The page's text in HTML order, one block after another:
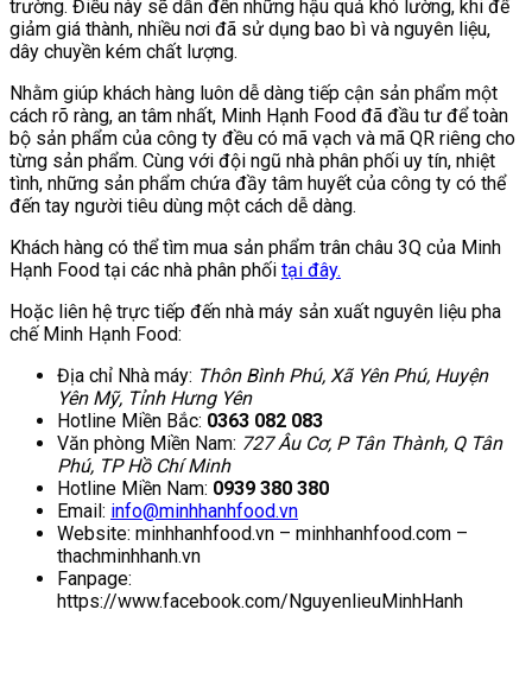
trường. Điều này sẽ dẫn đến những hậu quả khó lường, khi để
giảm giá thành, nhiều nơi đã sử dụng bao bì và nguyên liệu,
dây chuyền kém chất lượng.
Nhằm giúp khách hàng luôn dễ dàng tiếp cận sản phẩm một
cách rõ ràng, an tâm nhất, Minh Hạnh Food đã đầu tư để toàn
bộ sản phẩm của công ty đều có mã vạch và mã QR riêng cho
từng sản phẩm. Cùng với đội ngũ nhà phân phối uy tín, nhiệt
tình, những sản phẩm chứa đầy tâm huyết của công ty có thể
đến tay người tiêu dùng một cách dễ dàng.
Khách hàng có thể tìm mua sản phẩm trân châu 3Q của Minh
Hạnh Food tại các nhà phân phối tại đây.
Hoặc liên hệ trực tiếp đến nhà máy sản xuất nguyên liệu pha
chế Minh Hạnh Food:
Địa chỉ Nhà máy: Thôn Bình Phú, Xã Yên Phú, Huyện
Yên Mỹ, Tỉnh Hưng Yên
Hotline Miền Bắc: 0363 082 083
Văn phòng Miền Nam: 727 Âu Cơ, P Tân Thành, Q Tân
Phú, TP Hồ Chí Minh
Hotline Miền Nam: 0939 380 380
Email: info@minhhanhfood.vn
Website: minhhanhfood.vn – minhhanhfood.com –
thachminhhanh.vn
Fanpage:
https://www.facebook.com/NguyenlieuMinhHanh